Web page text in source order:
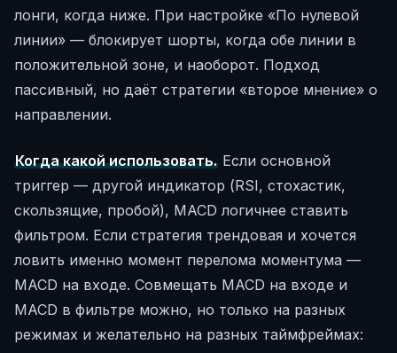
лонги, когда ниже. При настройке «По нулевой
линии» — блокирует шорты, когда обе линии в
положительной зоне, и наоборот. Подход
пассивный, но даёт стратегии «второе мнение» о
направлении.
Когда какой использовать.Если основной
триггер — другой индикатор (RSI, стохастик,
скользящие, пробой), MACD логичнее ставить
фильтром. Если стратегия трендовая и хочется
ловить именно момент перелома моментума —
MACD на входе. Совмещать MACD на входе и
MACD в фильтре можно, но только на разных
режимах и желательно на разных таймфреймах: